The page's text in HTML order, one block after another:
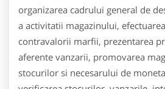
organizarea cadrului general de
a activitatii magazinului,
contravalorii marfii, prezentarea
aferente vanzarii, promovarea
stocurilor si necesarului de